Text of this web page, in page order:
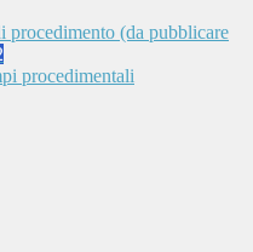
procedimento (da pubblicare
procedimentali